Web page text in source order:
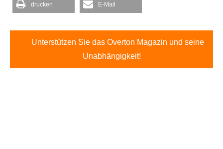
drucken E-Mail
Unterstützen Sie das Overton Magazin und seine
Unabhängigkeit!